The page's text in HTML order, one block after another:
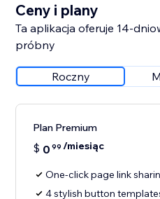
Ceny i plany
Ta aplikacja oferuje 14-
próbny
Roczny
Plan Premium
$ 0 99 /miesiąc
One-click page link
4 stylish button